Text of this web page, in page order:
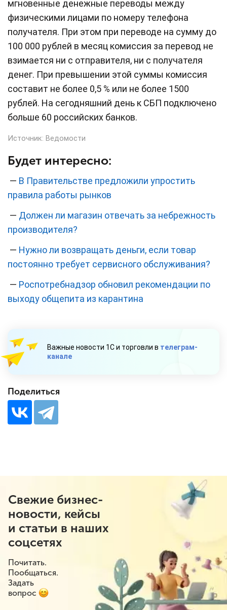
мгновенные денежные переводы между
физическими лицами по номеру телефона
получателя. При этом при переводе на сумму до
100 000 рублей в месяц комиссия за перевод не
взимается ни с отправителя, ни с получателя
денег. При превышении этой суммы комиссия
составит не более 0,5 % или не более 1500
рублей. На сегодняшний день к СБП подключено
больше 60 российских банков.
Источник: Ведомости
Будет интересно:
— В Правительстве предложили упростить
правила работы рынков
— Должен ли магазин отвечать за небрежность
производителя?
— Нужно ли возвращать деньги, если товар
постоянно требует сервисного обслуживания?
— Роспотребнадзор обновил рекомендации по
выходу общепита из карантина
Важные новости 1С и торговли в телеграм-
канале
Поделиться
Свежие бизнес-
новости, кейсы
и статьи в наших
соцсетях
Почитать.
Пообщаться.
Задать
вопрос